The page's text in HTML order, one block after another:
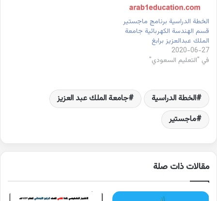
الخطة الدراسية برنامج ماجستير
قسم الهندسة الكهربائية جامعة
الملك عبدالعزيز برابغ
2020-06-27
في "التعليم السعودي"
الخطة الدراسية
جامعة الملك عبد العزيز
ماجستير
مقالات ذات صلة